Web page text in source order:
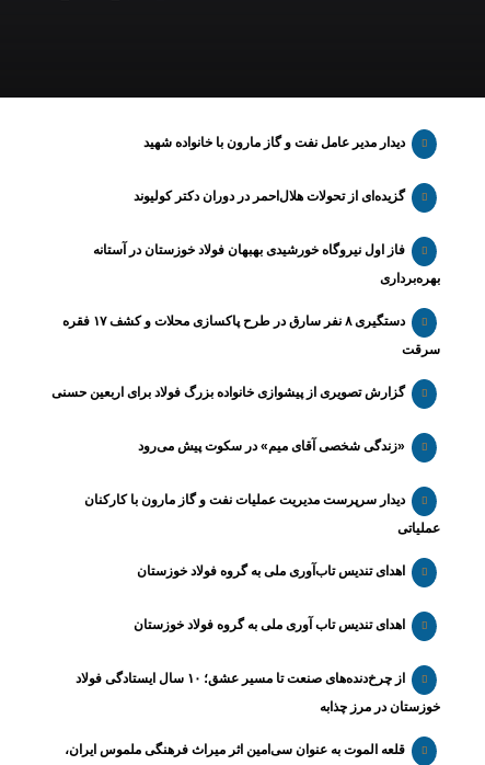
دیدار مدیر عامل نفت و گاز مارون با خانواده شهید
گزیده‌ای از تحولات هلال‌احمر در دوران دکتر کولیوند
فاز اول نیروگاه خورشیدی بهبهان فولاد خوزستان در آستانه
بهره‌برداری
دستگیری ۸ نفر سارق در طرح پاکسازی محلات و کشف ۱۷ فقره
سرقت
گزارش تصویری از پیشوازی خانواده بزرگ فولاد برای اربعین حسنی
«زندگی شخصی آقای میم» در سکوت پیش می‌رود
دیدار سرپرست مدیریت عملیات نفت و گاز مارون با کارکنان
عملیاتی
اهدای تندیس تاب‌آوری ملی به گروه فولاد خوزستان
اهدای تندیس تاب آوری ملی به گروه فولاد خوزستان
از چرخ‌دنده‌های صنعت تا مسیر عشق؛ ۱۰ سال ایستادگی فولاد
خوزستان در مرز چذابه
قلعه الموت به عنوان سی‌امین اثر میراث‌ فرهنگی ملموس ایران،